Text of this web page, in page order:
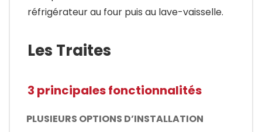
réfrigérateur au four puis au lave-vaisselle.
Les Traites
3 principales fonctionnalités
PLUSIEURS OPTIONS D’INSTALLATION